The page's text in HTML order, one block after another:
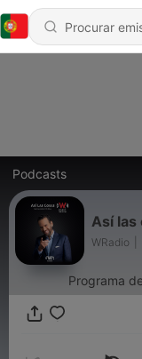
Podcasts
Así las
WRadio
Programa